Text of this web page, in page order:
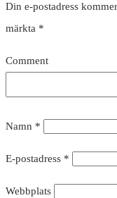
Din e-postadress
märkta *
Comment
Namn *
E-postadress *
Webbplats